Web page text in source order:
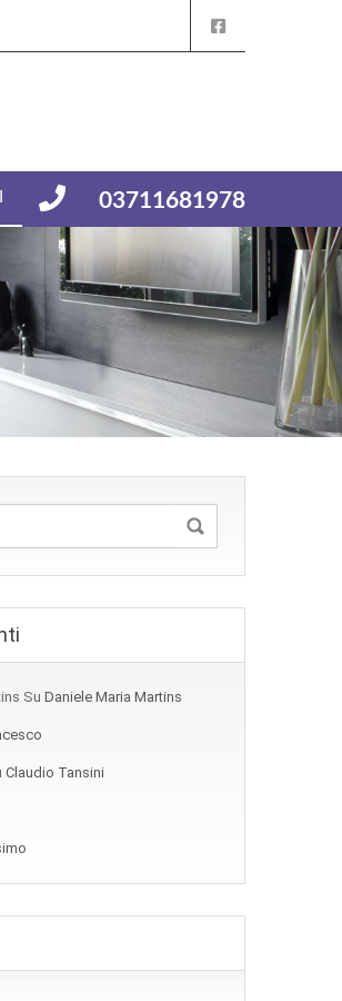
03711681978
Su Daniele Maria Martins
Claudio Tansini